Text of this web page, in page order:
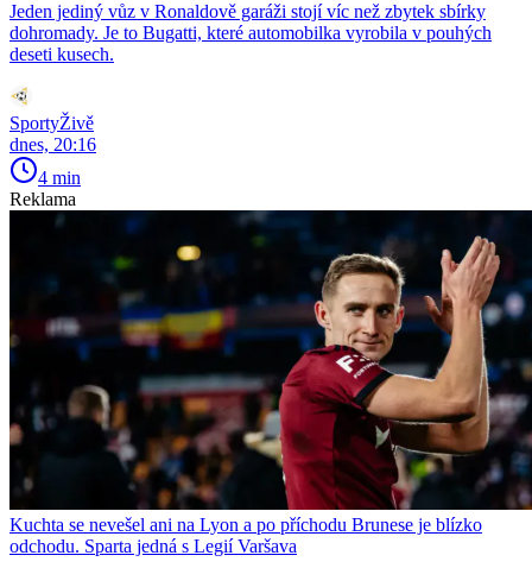
Jeden jediný vůz v Ronaldově garáži stojí víc než zbytek sbírky
dohromady. Je to Bugatti, které automobilka vyrobila v pouhých
deseti kusech.
SportyŽivě
dnes, 20:16
4 min
Reklama
Kuchta se nevešel ani na Lyon a po příchodu Brunese je blízko
odchodu. Sparta jedná s Legií Varšava